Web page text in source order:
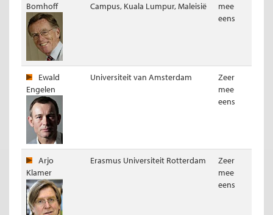
Bomhoff
Campus, Kuala Lumpur, Maleisië
mee
eens
Ewald
Engelen
Universiteit van Amsterdam
Zeer
mee
eens
Arjo
Klamer
Erasmus Universiteit Rotterdam
Zeer
mee
eens